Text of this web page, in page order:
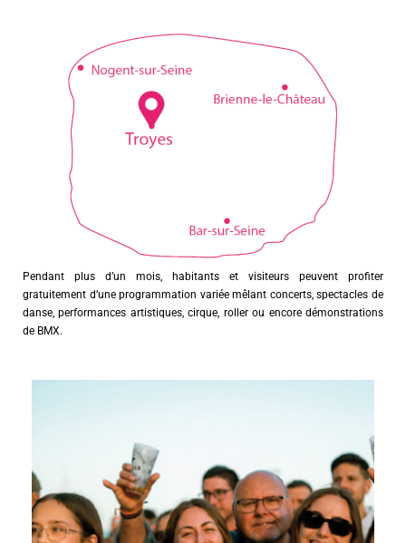
Pendant plus d’un mois, habitants et visiteurs peuvent profiter
gratuitement d’une programmation variée mêlant concerts, spectacles de
danse, performances artistiques, cirque, roller ou encore démonstrations
de BMX.